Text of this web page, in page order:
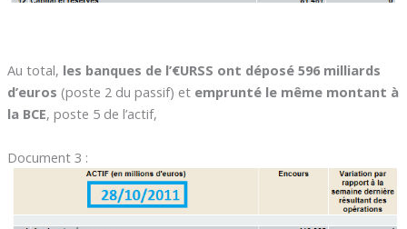
Au total, les banques de l’€URSS ont déposé 596 milliards
d’euros (poste 2 du passif) et emprunté le même montant à
la BCE, poste 5 de l’actif,
Document 3 :